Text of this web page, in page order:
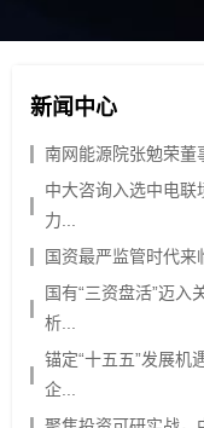
新闻中心
南网能源院张勉荣董
中大咨询入选中电
力...
国资最严监管时代
国有“三资盘活”迈
析...
锚定“十五五”发展机
企...